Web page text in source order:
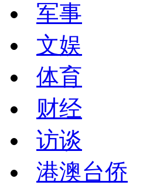
军事
文娱
体育
财经
访谈
港澳台侨